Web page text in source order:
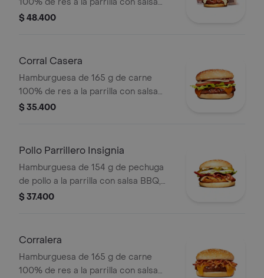
bbq, queso mozzarella, tomate,
pet
$ 48.400
Corral Casera
Hamburguesa de 165 g de carne
100% de res a la parrilla con salsa
bbq, queso americano, cebolla en
$ 35.400
Pollo Parrillero Insignia
Hamburguesa de 154 g de pechuga
de pollo a la parrilla con salsa BBQ,
tocineta, una tajada de queso tipo
pan papa
$ 37.400
Corralera
Hamburguesa de 165 g de carne
100% de res a la parrilla con salsa